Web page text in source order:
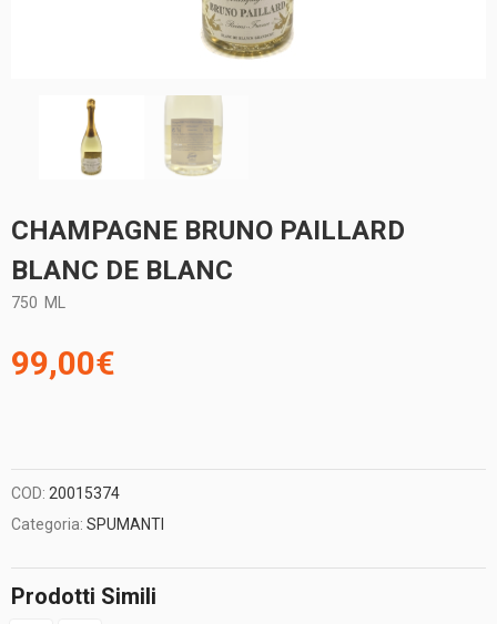
CHAMPAGNE BRUNO PAILLARD
BLANC DE BLANC
750 ML
99,00€
COD: 20015374
Categoria: SPUMANTI
Prodotti Simili